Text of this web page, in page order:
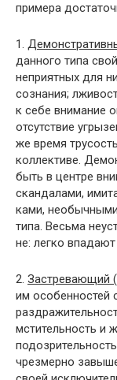
примера
1.
данного типа
неприятных для
сознания;
к себе внимание
отсутствие
же время
коллективе.
быть в центре
скандалами,
ками,
типа. Весьма
не: легко впадают
2. Застревающий
им особенностей
мститель­ность и
чрезмерно